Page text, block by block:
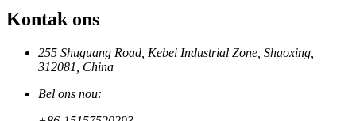
Kontak ons
255 Shuguang Road, Kebei Industrial Zone, Shaoxing,
312081, China
Bel ons nou: